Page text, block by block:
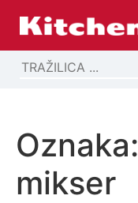
Oznaka:
mikser